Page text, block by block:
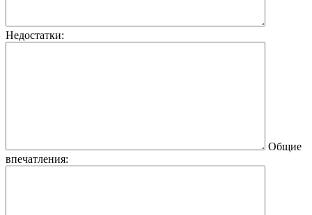
Недостатки:
Общие
впечатления: